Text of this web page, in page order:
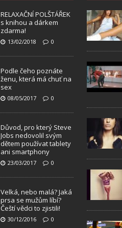
RELAXAČNÍ POLŠTÁŘEK
s knihou a dárkem
zdarma!
13/02/2018 0
Podle čeho poznáte
ženu, která má chuť na
sex
08/05/2017 0
Důvod, pro který Steve
Jobs nedovolil svým
dětem používat tablety
ani smartphony
23/03/2017 0
Velká, nebo malá? Jaká
prsa se mužům líbí?
Čeští vědci to zjistili!
30/12/2016 0